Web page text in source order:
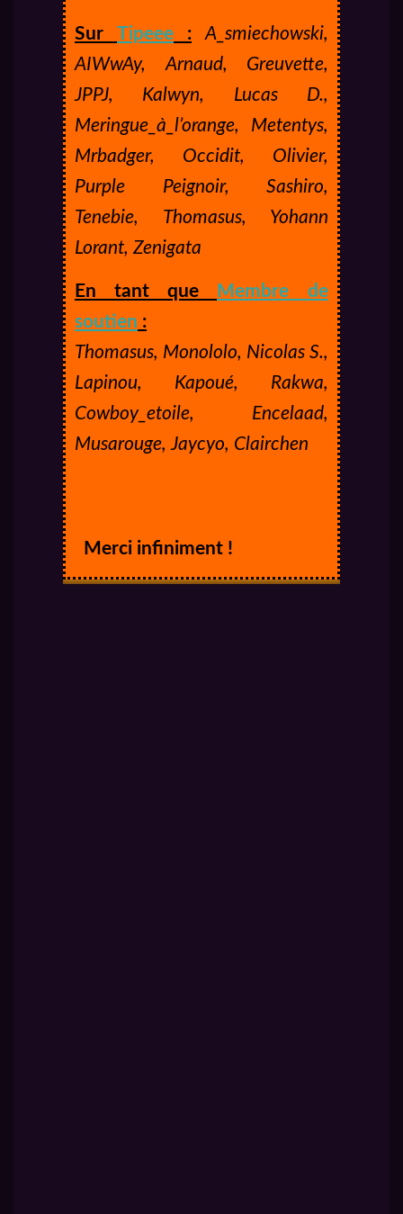
Sur Tipeee :
A_smiechowski,
AIWwAy, Arnaud, Greuvette,
JPPJ, Kalwyn, Lucas D.,
Meringue_à_l’orange, Metentys,
Mrbadger, Occidit, Olivier,
Purple Peignoir, Sashiro,
Tenebie, Thomasus, Yohann
Lorant, Zenigata
En tant que
Membre de
soutien :
Thomasus, Monololo, Nicolas S.,
Lapinou, Kapoué, Rakwa,
Cowboy_etoile, Encelaad,
Musarouge, Jaycyo, Clairchen
Merci infiniment !